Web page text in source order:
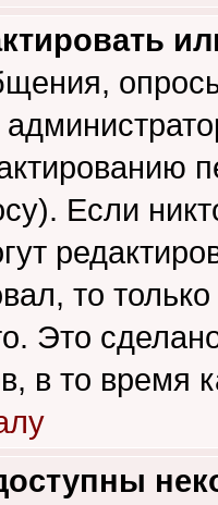
Если
то
Это
в то время